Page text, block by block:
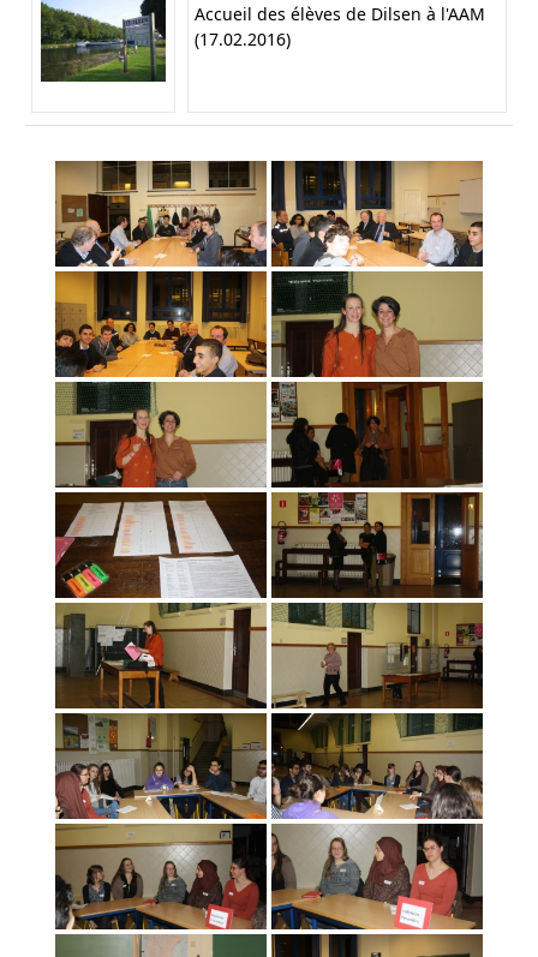
Accueil des élèves de Dilsen à l'AAM
(17.02.2016)